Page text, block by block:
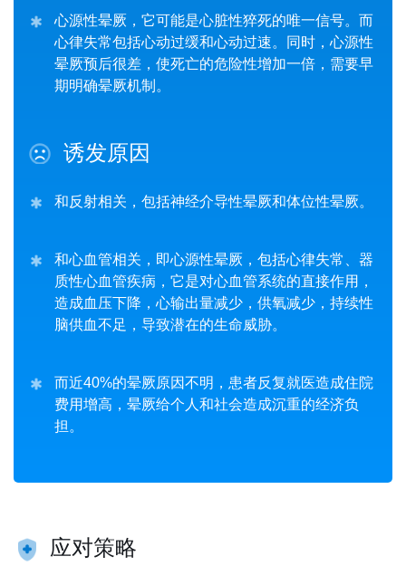
心源性晕厥，它可能是心脏性猝死的唯一信号。而
心律失常包括心动过缓和心动过速。同时，心源性
晕厥预后很差，使死亡的危险性增加一倍，需要早
期明确晕厥机制。
诱发原因
和反射相关，包括神经介导性晕厥和体位性晕厥。
和心血管相关，即心源性晕厥，包括心律失常、器
质性心血管疾病，它是对心血管系统的直接作用，
造成血压下降，心输出量减少，供氧减少，持续性
脑供血不足，导致潜在的生命威胁。
而近40%的晕厥原因不明，患者反复就医造成住院
费用增高，晕厥给个人和社会造成沉重的经济负
担。
应对策略